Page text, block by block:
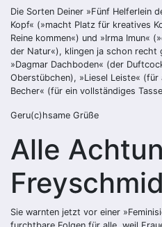
Die Sorten Deiner »Fünf Helferlein
Kopf« (»macht Platz für kreatives
Reine kommen«) und »Irma Imun«
der Natur«), klingen ja schon recht
»Dagmar Dachboden« (der
Oberstübchen), »Liesel Leiste« (für
Becher« (für ein vollständiges
Geru(c)hsame Grüße
Alle
Sie warnten jetzt vor einer